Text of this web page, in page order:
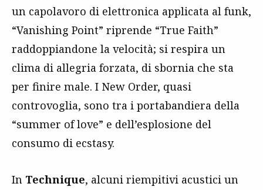
un capolavoro di elettronica applicata al funk,
“Vanishing Point” riprende “True Faith”
raddoppiandone la velocità; si respira un
clima di allegria forzata, di sbornia che sta
per finire male. I New Order, quasi
controvoglia, sono tra i portabandiera della
“summer of love” e dell’esplosione del
consumo di ecstasy.
In Technique, alcuni riempitivi acustici un